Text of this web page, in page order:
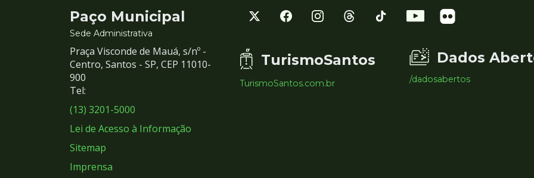
Contato
e
Redes
Sociais
Paço Municipal
Sede Administrativa
Praça Visconde de Mauá, s/nº -
Centro, Santos - SP, CEP 11010-
900
Tel:
(13) 3201-5000
Lei de Acesso à Informação
Sitemap
Imprensa
TurismoSantos
TurismoSantos.com.br
Dados
/dadosabertos